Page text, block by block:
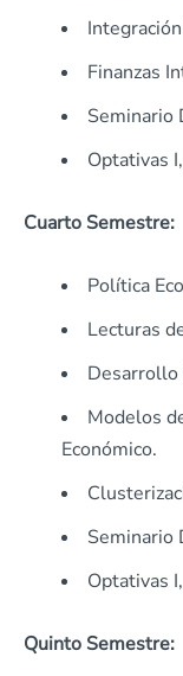
Finanzas
Seminario
Optativas
Cuarto Semestre:
Política
Lecturas
Desarrollo
Modelos
Económico.
Seminario
Optativas
Quinto Semestre: